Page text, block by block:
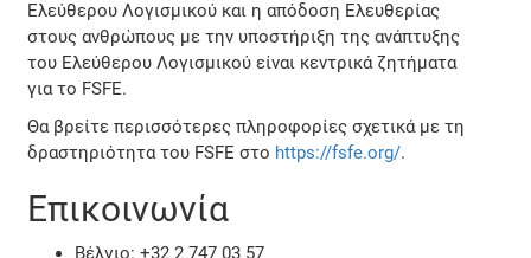
Ελεύθερου Λογισμικού και η απόδοση Ελευθερίας
στους ανθρώπους με την υποστήριξη της ανάπτυξης
του Ελεύθερου Λογισμικού είναι κεντρικά ζητήματα
για το FSFE.
Θα βρείτε περισσότερες πληροφορίες σχετικά με τη
δραστηριότητα του FSFE στο https://fsfe.org/.
Επικοινωνία
Βέλγιο: +32 2 747 03 57